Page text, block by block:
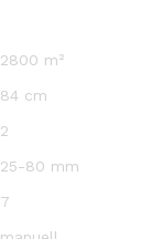
2800 m²
84 cm
2
25-80 mm
7